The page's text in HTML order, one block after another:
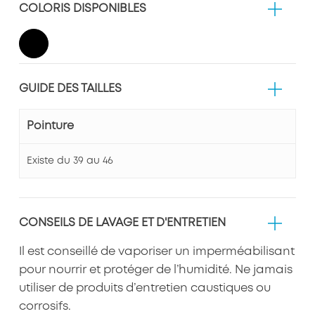
COLORIS DISPONIBLES
GUIDE DES TAILLES
Pointure
Existe du 39 au 46
CONSEILS DE LAVAGE ET D'ENTRETIEN
Il est conseillé de vaporiser un imperméabilisant
pour nourrir et protéger de l’humidité. Ne jamais
utiliser de produits d’entretien caustiques ou
corrosifs.